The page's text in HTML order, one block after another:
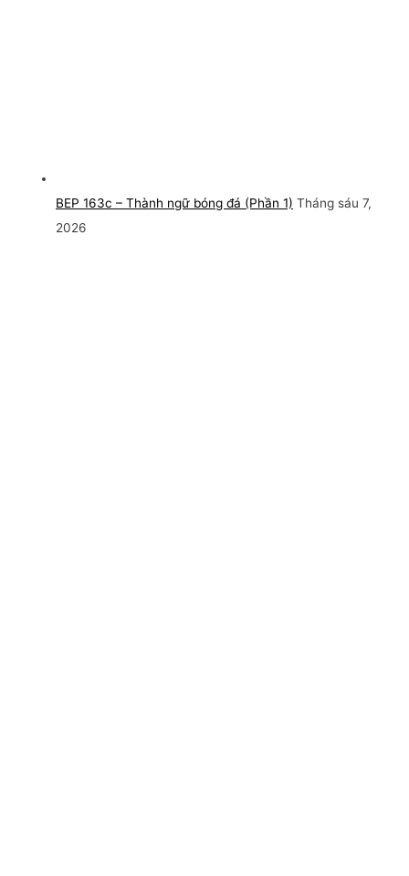
BEP 163c – Thành ngữ bóng đá (Phần 1) Tháng sáu 7,
2026